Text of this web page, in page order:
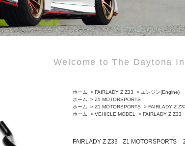
Welcome to The Daytona
ホーム > FAIRLADY Z Z33 > エンジン(Engine)
ホーム
> Z1 MOTORSPORTS
ホーム
> Z1 MOTORSPORTS > FAIRLADY Z
ホーム
> VEHICLE MODEL > FAIRLADY Z Z33
FAIRLADY Z Z33 Z1 MOTORSPORTS